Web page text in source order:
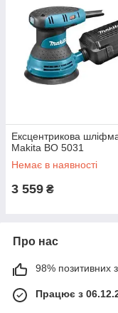
Ексцентрикова
Makita BO 5031
Немає в наявності
3 559 ₴
Про нас
98% позитивних з
Працює з